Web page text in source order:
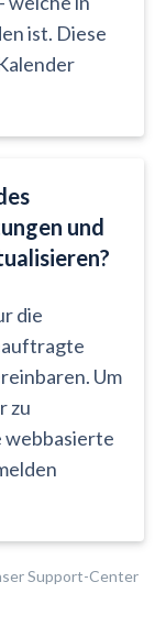
ist. Diese
und
die
Um
zu
webbasierte
Support-Center